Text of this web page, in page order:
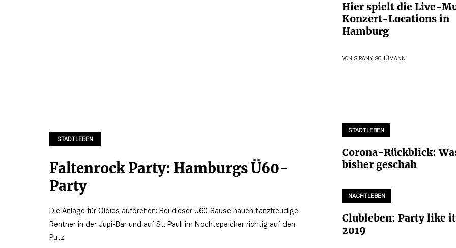
Hier spielt die Live-
Konzert-Locations in
Hamburg
VON SIRANY SCHÜMANN
STADTLEBEN
Faltenrock Party: Hamburgs Ü60-
Party
Die Anlage für Oldies aufdrehen: Bei dieser Ü60-Sause hauen tanzfreudige
Rentner in der Jupi-Bar und auf St. Pauli im Nochtspeicher richtig auf den
Putz
STADTLEBEN
Corona-Rückblick:
bisher geschah
NACHTLEBEN
Clubleben: Party like
2019